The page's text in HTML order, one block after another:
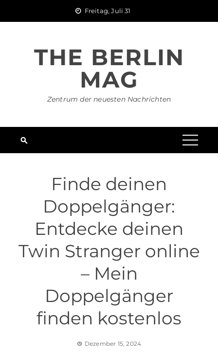
Freitag, Juli 31
THE BERLIN
MAG
Zentrum der neuesten Nachrichten
Finde deinen
Doppelgänger:
Entdecke deinen
Twin Stranger online
– Mein
Doppelgänger
finden kostenlos
Dezember 15, 2024